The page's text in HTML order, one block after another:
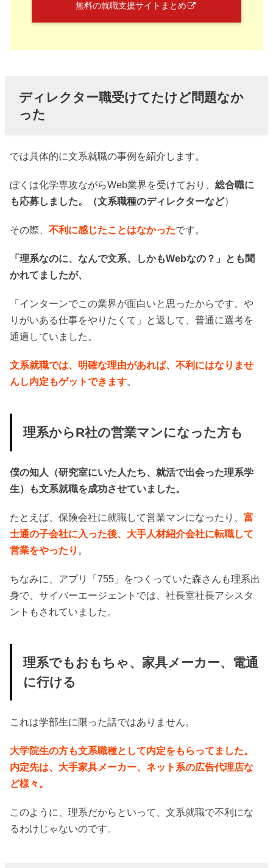
無料の就職支援サイトまとめ
ディレクター職受けてたけど問題なか
った
では具体的に文系就職の事例を紹介します。
ぼくは化学専攻ながらWeb業界を受けており、総合職に
も応募しました。（文系職種のディレクターなど）
その際、不利に感じたことはなかったです。
「理系なのに、なんで文系、しかもWebなの？」とも聞
かれてましたが、
「インターンでこの業界が面白いと思ったからです。や
りがいある仕事をやりたくて」と返して、普通に選考を
通過していました。
文系就職では、明確な理由があれば、不利にはなりませ
んし内定もゲットできます。
理系からR社の営業マンになった方も
僕の知人（研究室にいた人たち、就活で出会った理系学
生）も文系就職を成功させていました。
たとえば、保険会社に就職して営業マンになったり、富
士通の子会社に入った後、大手人材紹介会社に転職して
営業をやったり 。
ちなみに、アプリ「755」をつくっていた森さんも理系出
身で、サイバーエージェントでは、社長室社長アシスタ
ントもされていました。
理系でもおもちゃ、家具メーカー、電通
に行ける
これは学部生に限った話ではありません。
大学院生の方も文系職種として内定をもらってました。
内定先は、大手家具メーカー、ネット系の広告代理店な
ど様々。
このように、理系だからといって、文系就職で不利にな
るわけじゃないのです。